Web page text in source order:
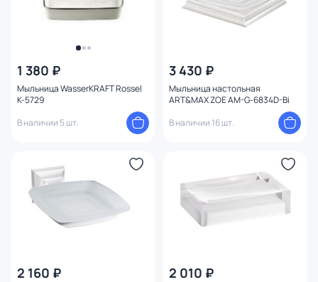
1 380 ₽
Мыльница WasserKRAFT Rossel
K-5729
В наличии 5 шт.
3 430 ₽
Мыльница настольная
ART&MAX ZOE AM-G-6834D-Bi
В наличии 16 шт.
2 160 ₽ 2 010 ₽